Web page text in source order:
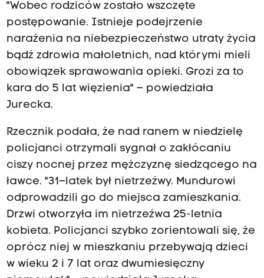
"Wobec rodziców zostało wszczęte
postępowanie. Istnieje podejrzenie
narażenia na niebezpieczeństwo utraty życia
bądź zdrowia małoletnich, nad którymi mieli
obowiązek sprawowania opieki. Grozi za to
kara do 5 lat więzienia" – powiedziała
Jurecka.
Rzecznik podała, że nad ranem w niedzielę
policjanci otrzymali sygnał o zakłócaniu
ciszy nocnej przez mężczyznę siedzącego na
ławce. "31–latek był nietrzeźwy. Mundurowi
odprowadzili go do miejsca zamieszkania.
Drzwi otworzyła im nietrzeźwa 25-letnia
kobieta. Policjanci szybko zorientowali się, że
oprócz niej w mieszkaniu przebywają dzieci
w wieku 2 i 7 lat oraz dwumiesięczny